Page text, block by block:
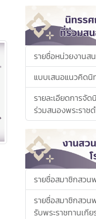
รายชื่อหน่วยงานส
แบบเสนอแนวคิดนิ
รายละเอียดการจั
ร่วมสนองพระราช
รายชื่อสมาชิกสวน
รายชื่อสมาชิกสวน
รับพระราชทานเกี